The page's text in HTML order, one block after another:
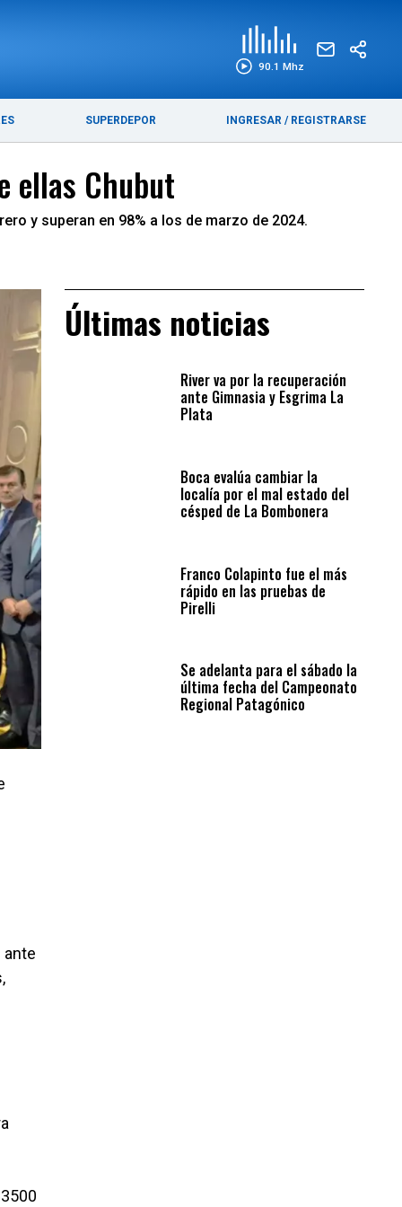
90.1 Mhz
SUPERDEPOR INGRESAR / REGISTRARSE
ellas Chubut
y superan en 98% a los de marzo de 2024.
ante
Últimas noticias
River va por la recuperación
ante Gimnasia y Esgrima La
Plata
Boca evalúa cambiar la
localía por el mal estado del
césped de La Bombonera
Franco Colapinto fue el más
rápido en las pruebas de
Pirelli
Se adelanta para el sábado la
última fecha del Campeonato
Regional Patagónico